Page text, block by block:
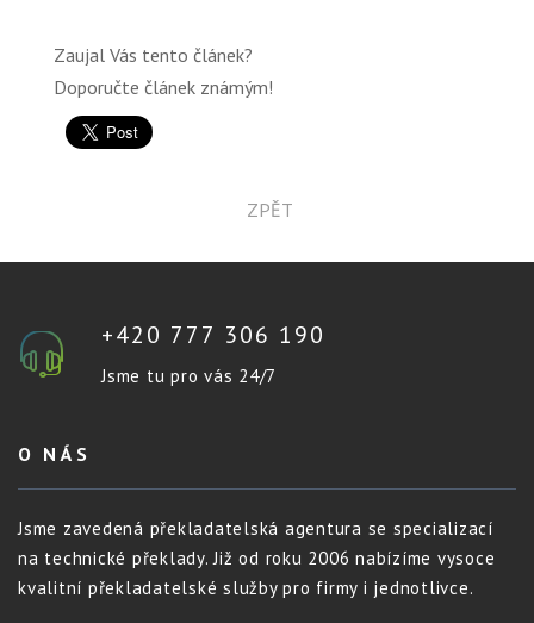
Zaujal Vás tento článek?
Doporučte článek známým!
ZPĚT
+420 777 306 190
Jsme tu pro vás 24/7
O NÁS
Jsme zavedená překladatelská agentura se specializací
na technické překlady. Již od roku 2006 nabízíme vysoce
kvalitní překladatelské služby pro firmy i jednotlivce.